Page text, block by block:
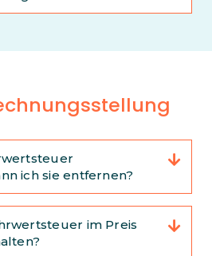
ich sie entfernen?
im Preis